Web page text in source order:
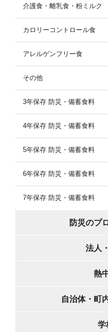
介護食・離乳食・粉ミルク
カロリーコントロール食
アレルゲンフリー食
その他
3年保存 防災・備蓄食料
4年保存 防災・備蓄食料
5年保存 防災・備蓄食料
6年保存 防災・備蓄食料
7年保存 防災・備蓄食料
防災のプ
法人
熱
自治体・町
学